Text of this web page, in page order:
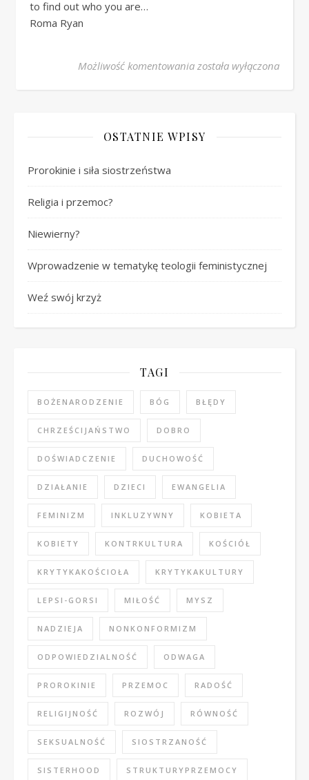
to find out who you are…
Roma Ryan
Możliwość komentowania ścieżka
została wyłączona
OSTATNIE WPISY
Prorokinie i siła siostrzeństwa
Religia i przemoc?
Niewierny?
Wprowadzenie w tematykę teologii feministycznej
Weź swój krzyż
TAGI
BOŻENARODZENIE BÓG BŁĘDY
CHRZEŚCIJAŃSTWO DOBRO
DOŚWIADCZENIE DUCHOWOŚĆ
DZIAŁANIE DZIECI EWANGELIA
FEMINIZM INKLUZYWNY KOBIETA
KOBIETY KONTRKULTURA KOŚCIÓŁ
KRYTYKAKOŚCIOŁA KRYTYKAKULTURY
LEPSI-GORSI MIŁOŚĆ MYSZ
NADZIEJA NONKONFORMIZM
ODPOWIEDZIALNOŚĆ ODWAGA
PROROKINIE PRZEMOC RADOŚĆ
RELIGIJNOŚĆ ROZWÓJ RÓWNOŚĆ
SEKSUALNOŚĆ SIOSTRZANOŚĆ
SISTERHOOD STRUKTURYPRZEMOCY